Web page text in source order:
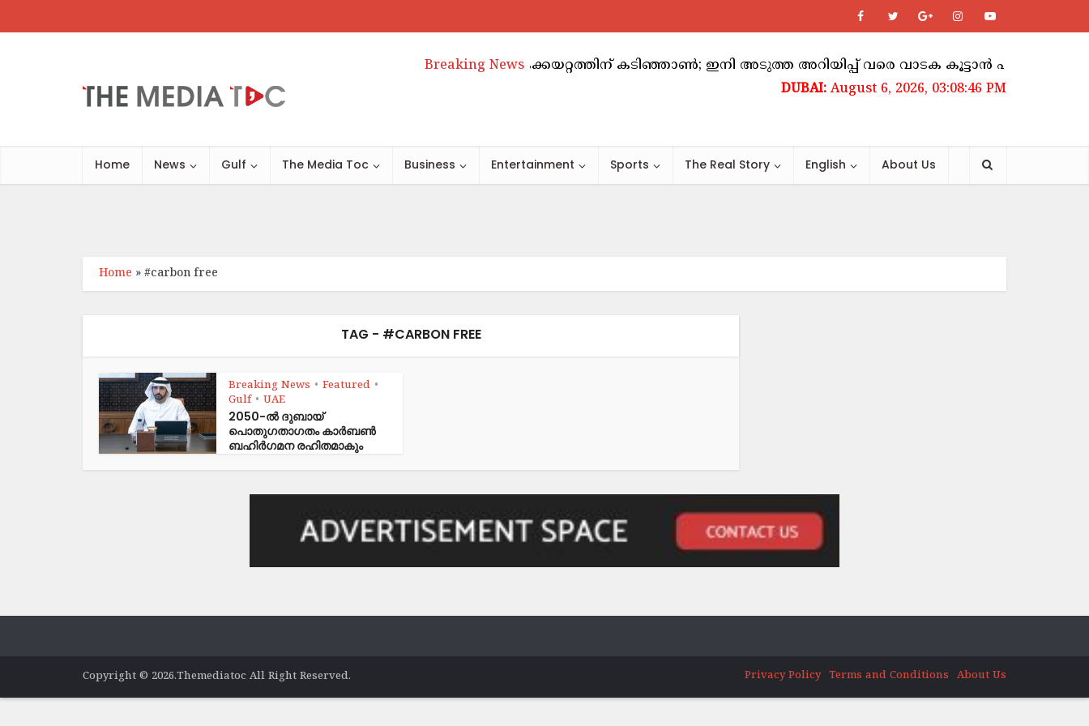
Breaking News
അബുദാബിയിൽ വാടകക്കയറ്റത്തിന് കടിഞ്ഞാൺ; ഇനി അടുത്ത അറിയിപ്പ് വരെ വാടക കൂട്ടാൻ പാടില്ലെന്ന്
August 6, 2026, 03:08:46 PM
Home News Gulf The Media Toc Business Entertainment Sports The Real Story English About Us
Home » #carbon free
TAG - #CARBON FREE
Breaking News • Featured •
Gulf • UAE
2050-ൽ ദുബായ്
പൊതുഗതാഗതം കാർബൺ
ബഹിർഗമന രഹിതമാകും
Copyright © 2026.Themediatoc All Right Reserved. Privacy Policy Terms and Conditions About Us